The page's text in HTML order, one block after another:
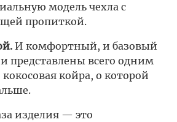
модель чехла с
пропиткой.
И комфортный, и базовый
представлены всего одним
койра, о которой
изделия — это